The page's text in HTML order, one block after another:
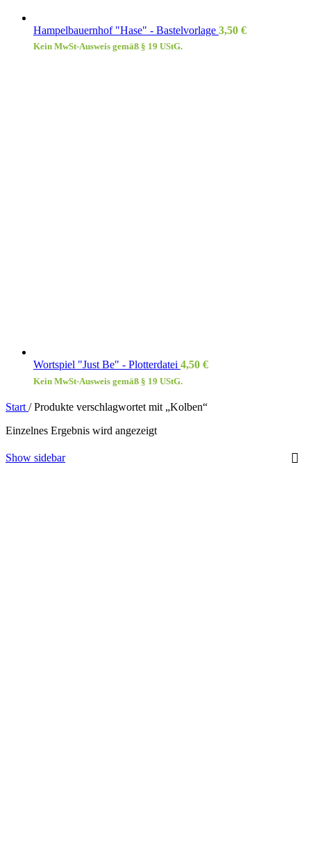
Hampelbauernhof "Hase" - Bastelvorlage 3,50 €
Kein MwSt-Ausweis gemäß § 19 UStG.
Wortspiel "Just Be" - Plotterdatei 4,50 €
Kein MwSt-Ausweis gemäß § 19 UStG.
Start / Produkte verschlagwortet mit „Kolben“
Einzelnes Ergebnis wird angezeigt
Show sidebar